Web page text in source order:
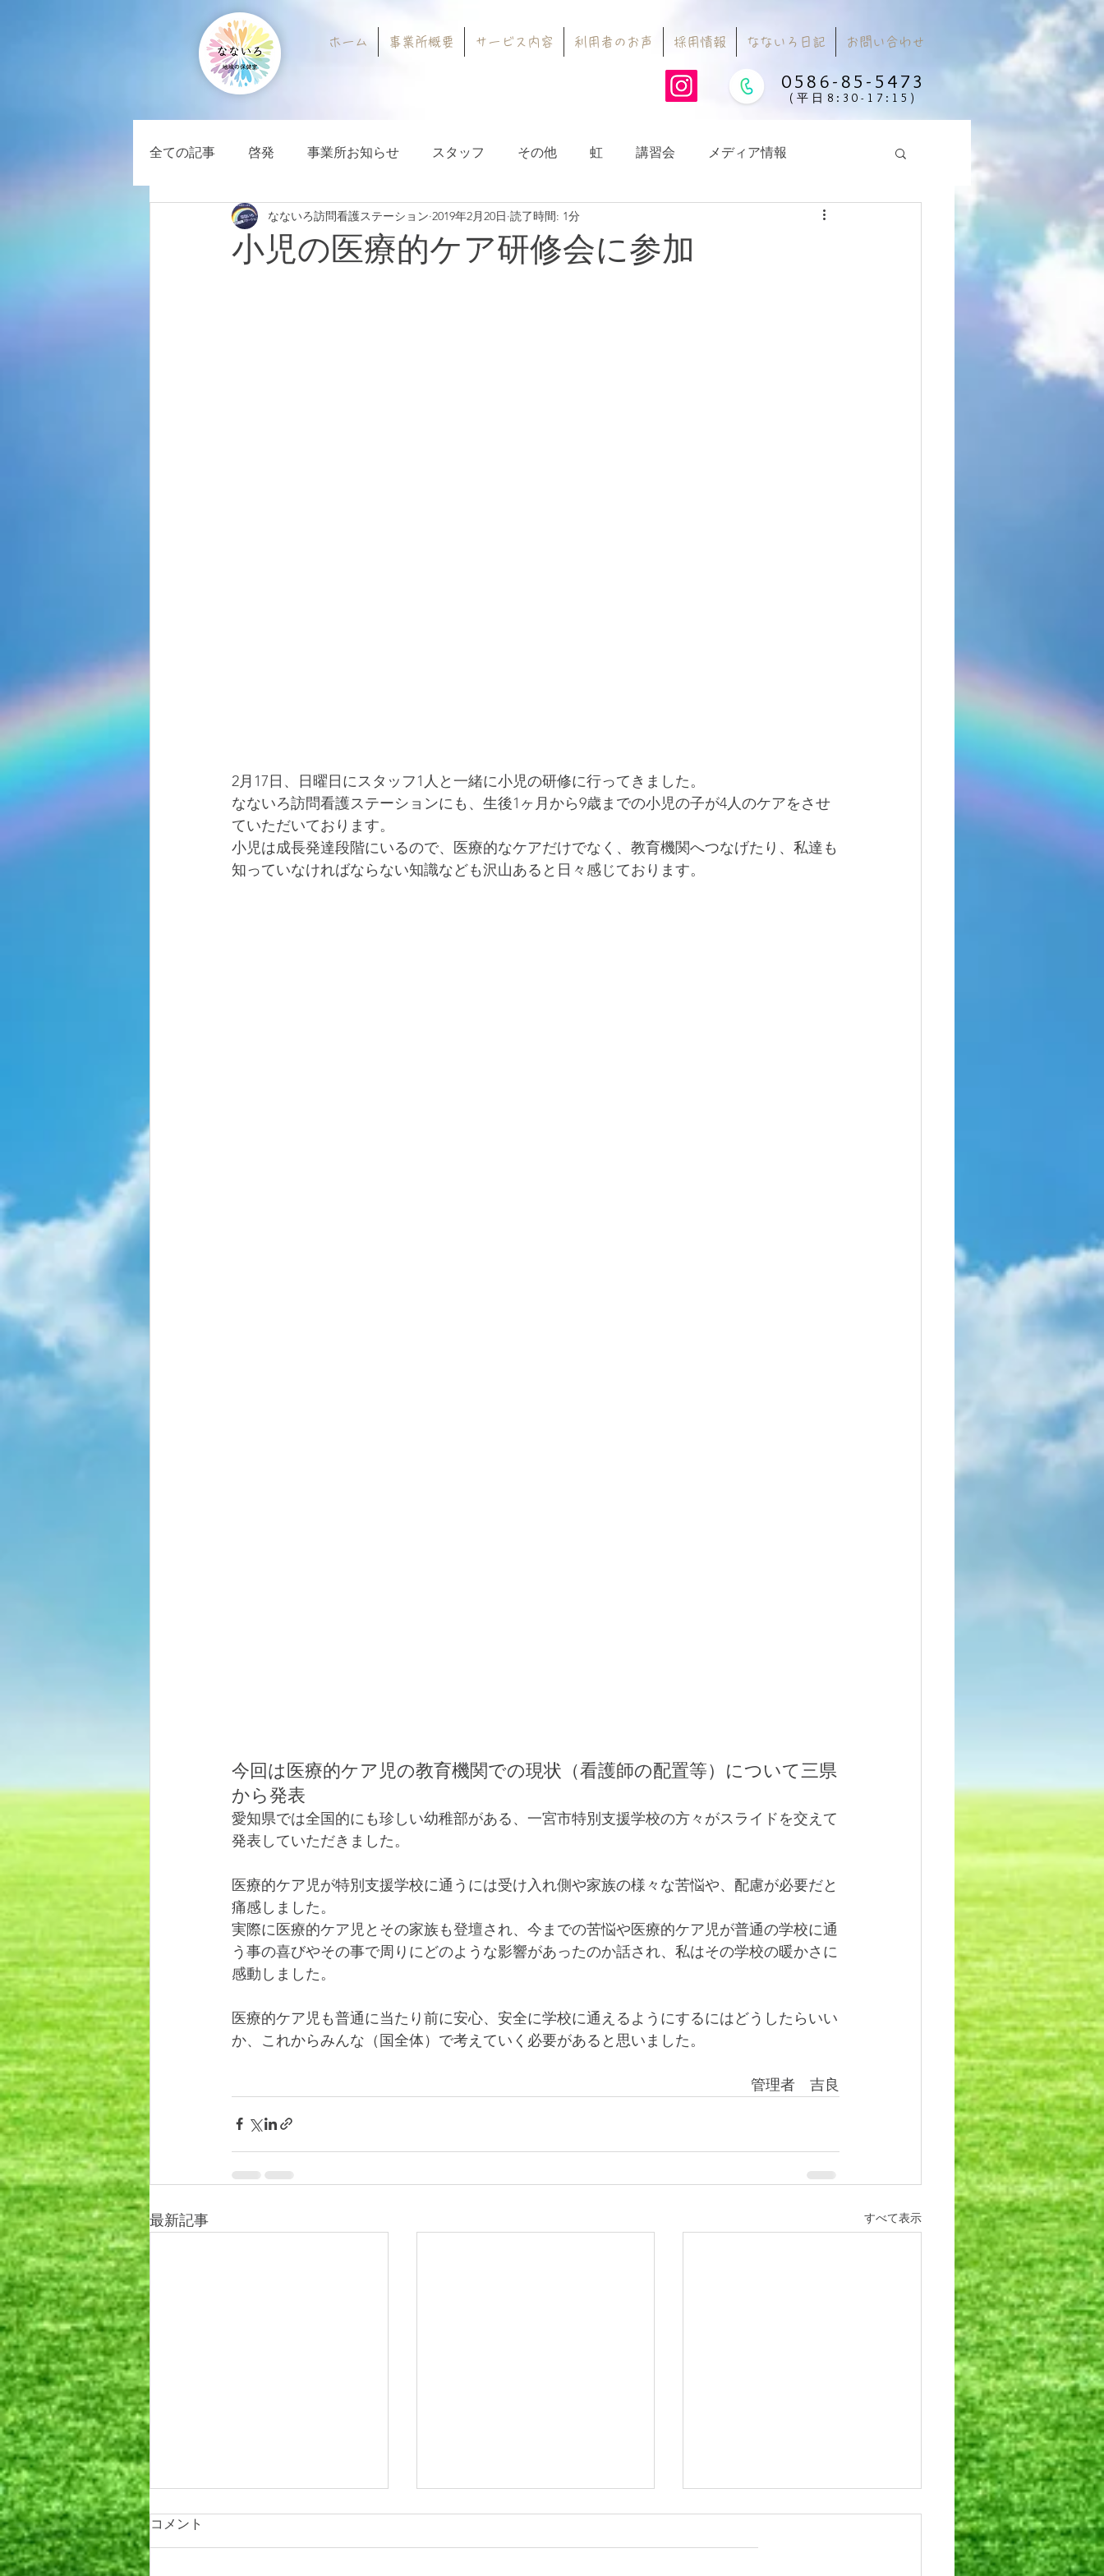
ホーム 事業所概要 サービス内容 利用者のお声 採用情報 なないろ日記 お問い合わせ
0586-85-5473
(平日8:30-17:15)
全ての記事 啓発 事業所お知らせ スタッフ その他 虹 講習会 メディア情報
小児の医療的ケア研修会に参加
なないろ訪問看護ステーション 2019年2月20日 読了時間: 1分
2月17日、日曜日にスタッフ1人と一緒に小児の研修に行ってきました。
なないろ訪問看護ステーションにも、生後1ヶ月から9歳までの小児の子が4人のケアをさせ
ていただいております。
小児は成長発達段階にいるので、医療的なケアだけでなく、教育機関へつなげたり、私達も
知っていなければならない知識なども沢山あると日々感じております。
今回は医療的ケア児の教育機関での現状（看護師の配置等）について三県
から発表
愛知県では全国的にも珍しい幼稚部がある、一宮市特別支援学校の方々がスライドを交えて
発表していただきました。
医療的ケア児が特別支援学校に通うには受け入れ側や家族の様々な苦悩や、配慮が必要だと
痛感しました。
実際に医療的ケア児とその家族も登壇され、今までの苦悩や医療的ケア児が普通の学校に通
う事の喜びやその事で周りにどのような影響があったのか話され、私はその学校の暖かさに
感動しました。
医療的ケア児も普通に当たり前に安心、安全に学校に通えるようにするにはどうしたらいい
か、これからみんな（国全体）で考えていく必要があると思いました。
管理者　吉良
最新記事 すべて表示
コメント